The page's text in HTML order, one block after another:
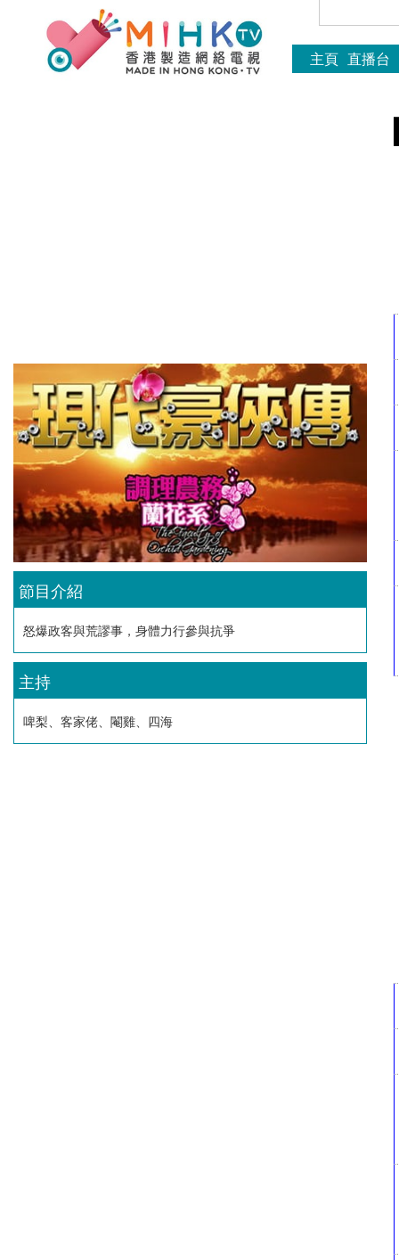
主頁 直播台
節目介紹
怒爆政客與荒謬事，身體力行參與抗爭
主持
啤梨、客家佬、閹雞、四海